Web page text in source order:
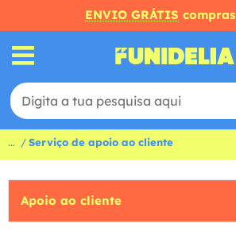
ENVIO GRÁTIS compras
... Serviço de apoio ao cliente
Apoio ao cliente